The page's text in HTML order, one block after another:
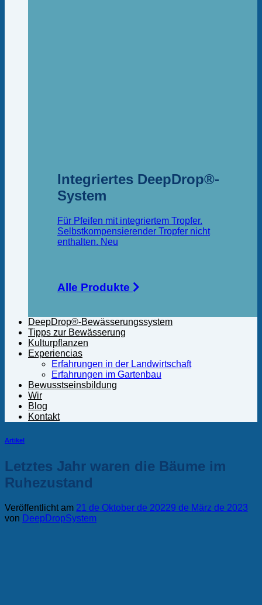
Integriertes DeepDrop®-
System
Für Pfeifen mit integriertem Tropfer.
Selbstkompensierender Tropfer nicht
enthalten.
Alle Produkte
DeepDrop®-Bewässerungssystem
Tipps zur Bewässerung
Kulturpflanzen
Experiencias
Erfahrungen in der Landwirtschaft
Erfahrungen im Gartenbau
Bewusstseinsbildung
Wir
Blog
Kontakt
Artikel
Letztes Jahr waren die Bäume im
Ruhezustand
Veröffentlicht am 21 de Oktober de 20229 de März de 2023
von DeepDropSystem